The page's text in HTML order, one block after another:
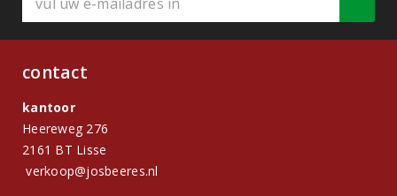
contact
kantoor
Heereweg 276
2161 BT Lisse
verkoop@josbeeres.nl